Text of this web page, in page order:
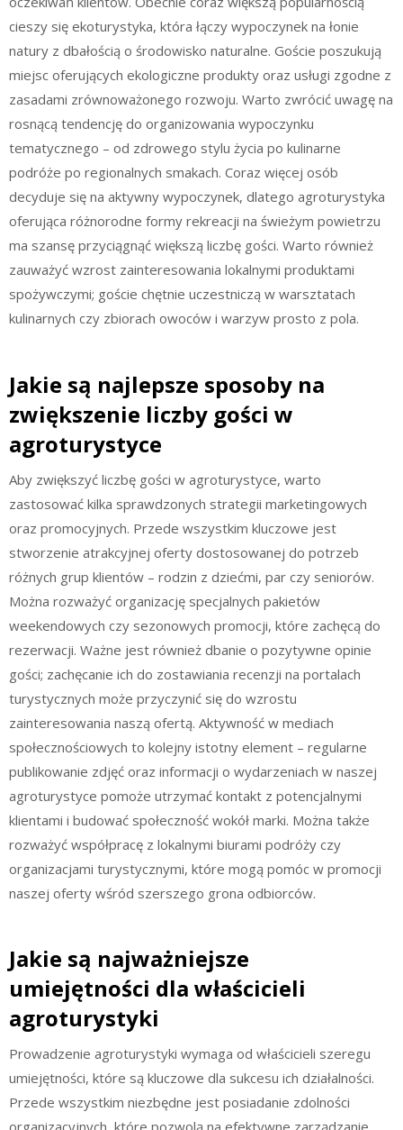
cieszy się ekoturystyka, która łączy wypoczynek na łonie
natury z dbałością o środowisko naturalne. Goście poszukują
miejsc oferujących ekologiczne produkty oraz usługi zgodne z
zasadami zrównoważonego rozwoju. Warto zwrócić uwagę na
rosnącą tendencję do organizowania wypoczynku
tematycznego – od zdrowego stylu życia po kulinarne
podróże po regionalnych smakach. Coraz więcej osób
decyduje się na aktywny wypoczynek, dlatego agroturystyka
oferująca różnorodne formy rekreacji na świeżym powietrzu
ma szansę przyciągnąć większą liczbę gości. Warto również
zauważyć wzrost zainteresowania lokalnymi produktami
spożywczymi; goście chętnie uczestniczą w warsztatach
kulinarnych czy zbiorach owoców i warzyw prosto z pola.
Jakie są najlepsze sposoby na
zwiększenie liczby gości w
agroturystyce
Aby zwiększyć liczbę gości w agroturystyce, warto
zastosować kilka sprawdzonych strategii marketingowych
oraz promocyjnych. Przede wszystkim kluczowe jest
stworzenie atrakcyjnej oferty dostosowanej do potrzeb
różnych grup klientów – rodzin z dziećmi, par czy seniorów.
Można rozważyć organizację specjalnych pakietów
weekendowych czy sezonowych promocji, które zachęcą do
rezerwacji. Ważne jest również dbanie o pozytywne opinie
gości; zachęcanie ich do zostawiania recenzji na portalach
turystycznych może przyczynić się do wzrostu
zainteresowania naszą ofertą. Aktywność w mediach
społecznościowych to kolejny istotny element – regularne
publikowanie zdjęć oraz informacji o wydarzeniach w naszej
agroturystyce pomoże utrzymać kontakt z potencjalnymi
klientami i budować społeczność wokół marki. Można także
rozważyć współpracę z lokalnymi biurami podróży czy
organizacjami turystycznymi, które mogą pomóc w promocji
naszej oferty wśród szerszego grona odbiorców.
Jakie są najważniejsze
umiejętności dla właścicieli
agroturystyki
Prowadzenie agroturystyki wymaga od właścicieli szeregu
umiejętności, które są kluczowe dla sukcesu ich działalności.
Przede wszystkim niezbędne jest posiadanie zdolności
organizacyjnych, które pozwolą na efektywne zarządzanie